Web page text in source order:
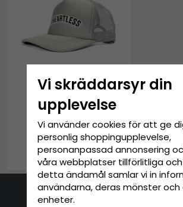
Keps - Gårda Trucker
Heartless (grå)
279 kr349 kr
Vi skräddarsyr din
upplevelse
Vi använder cookies för att ge
personlig shoppingupplevelse,
personanpassad annonsering
våra webbplatser tillförlitliga och
detta ändamål samlar vi in
användarna, deras mönster och
enheter.